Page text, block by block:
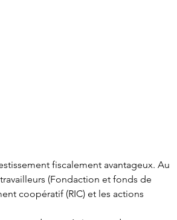
fiscalement avantageux. Au
(Fondaction et fonds de
coopératif (RIC) et les actions